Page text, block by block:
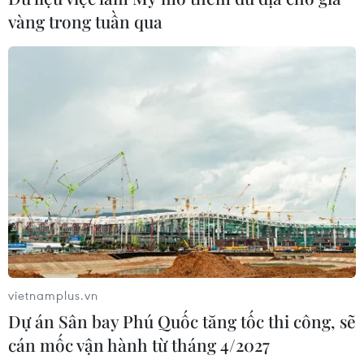
Báo Indonesia: Việt Nam có lợi thế
trong cuộc đua hút đầu tư xe điện
Mỹ buộc Tesla phải sửa lỗi đèn pha
gây chói cho gần 20.000 xe
17/07/2026 05:42
Xem thêm
vàng trong tuần qua
vietnamplus.vn
Dự án Sân bay Phú Quốc tăng tốc thi công, sẽ
cán mốc vận hành từ tháng 4/2027